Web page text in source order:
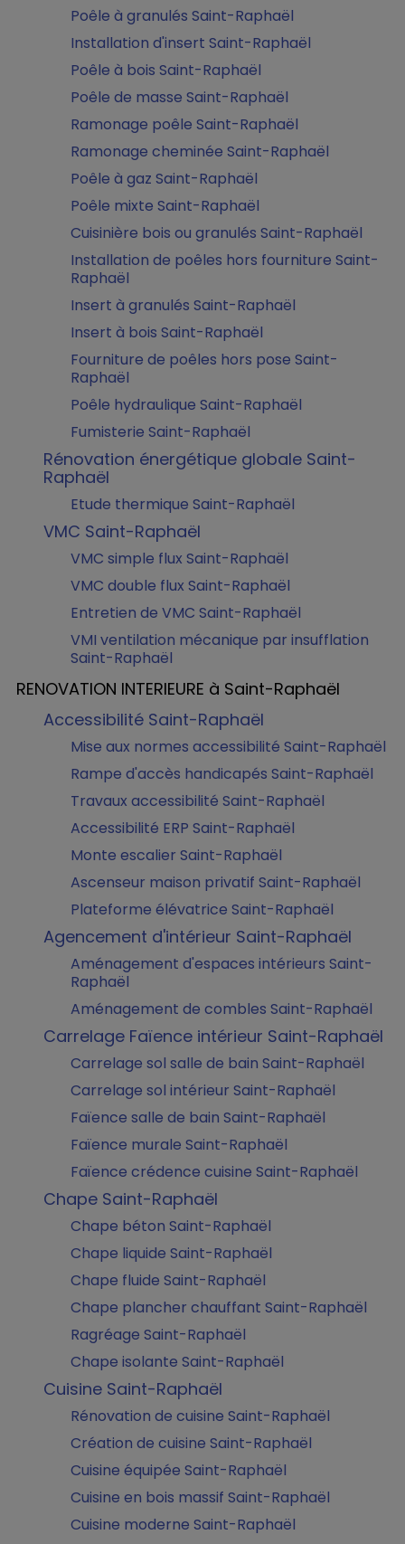
Poêle à granulés Saint-Raphaël
Installation d'insert Saint-Raphaël
Poêle à bois Saint-Raphaël
Poêle de masse Saint-Raphaël
Ramonage poêle Saint-Raphaël
Ramonage cheminée Saint-Raphaël
Poêle à gaz Saint-Raphaël
Poêle mixte Saint-Raphaël
Cuisinière bois ou granulés Saint-Raphaël
Installation de poêles hors fourniture Saint-
Raphaël
Insert à granulés Saint-Raphaël
Insert à bois Saint-Raphaël
Fourniture de poêles hors pose Saint-
Raphaël
Poêle hydraulique Saint-Raphaël
Fumisterie Saint-Raphaël
Rénovation énergétique globale Saint-
Raphaël
Etude thermique Saint-Raphaël
VMC Saint-Raphaël
VMC simple flux Saint-Raphaël
VMC double flux Saint-Raphaël
Entretien de VMC Saint-Raphaël
VMI ventilation mécanique par insufflation
Saint-Raphaël
RENOVATION INTERIEURE à Saint-Raphaël
Accessibilité Saint-Raphaël
Mise aux normes accessibilité Saint-Raphaël
Rampe d'accès handicapés Saint-Raphaël
Travaux accessibilité Saint-Raphaël
Accessibilité ERP Saint-Raphaël
Monte escalier Saint-Raphaël
Ascenseur maison privatif Saint-Raphaël
Plateforme élévatrice Saint-Raphaël
Agencement d'intérieur Saint-Raphaël
Aménagement d'espaces intérieurs Saint-
Raphaël
Aménagement de combles Saint-Raphaël
Carrelage Faïence intérieur Saint-Raphaël
Carrelage sol salle de bain Saint-Raphaël
Carrelage sol intérieur Saint-Raphaël
Faïence salle de bain Saint-Raphaël
Faïence murale Saint-Raphaël
Faïence crédence cuisine Saint-Raphaël
Chape Saint-Raphaël
Chape béton Saint-Raphaël
Chape liquide Saint-Raphaël
Chape fluide Saint-Raphaël
Chape plancher chauffant Saint-Raphaël
Ragréage Saint-Raphaël
Chape isolante Saint-Raphaël
Cuisine Saint-Raphaël
Rénovation de cuisine Saint-Raphaël
Création de cuisine Saint-Raphaël
Cuisine équipée Saint-Raphaël
Cuisine en bois massif Saint-Raphaël
Cuisine moderne Saint-Raphaël